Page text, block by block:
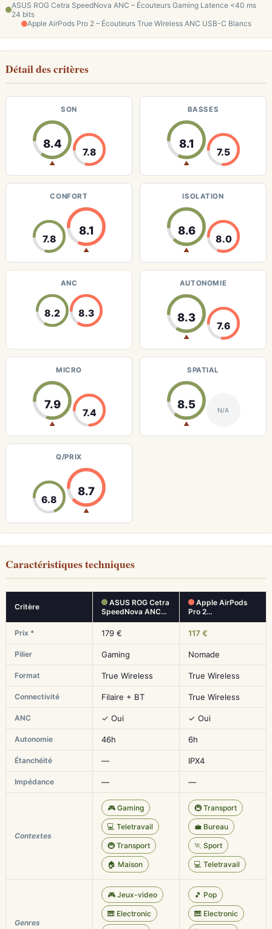
ASUS ROG Cetra SpeedNova ANC – Écouteurs Gaming Latence <40 ms
24 bits
Apple AirPods Pro 2 – Écouteurs True Wireless ANC USB-C Blancs
Détail des critères
SON
8.4
▲
7.8
BASSES
8.1
▲
7.5
CONFORT
7.8
8.1
▲
ISOLATION
8.6
▲
8.0
ANC
8.2 8.3
AUTONOMIE
8.3
▲
7.6
MICRO
7.9
▲
7.4
SPATIAL
8.5
▲
N/A
Q/PRIX
6.8
8.7
▲
Caractéristiques techniques
Critère
ASUS ROG Cetra
SpeedNova ANC…
Apple AirPods
Pro 2…
Prix * 179 € 117 €
Pilier Gaming Nomade
Format True Wireless True Wireless
Connectivité Filaire + BT True Wireless
ANC ✓ Oui ✓ Oui
Autonomie 46h 6h
Étanchéité — IPX4
Impédance — —
Contextes
🎮 Gaming
💻 Teletravail
🚇 Transport
🏠 Maison
🚇 Transport
💼 Bureau
🏃 Sport
💻 Teletravail
Genres
🎮 Jeux-video
🎹 Electronic
🎵 Pop
🎹 Electronic